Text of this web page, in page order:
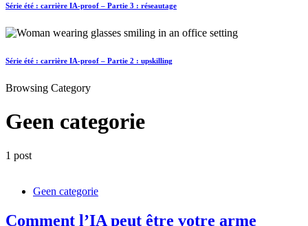
Série été : carrière IA-proof – Partie 3 : réseautage
Série été : carrière IA-proof – Partie 2 : upskilling
Browsing Category
Geen categorie
1 post
Geen categorie
Comment l’IA peut être votre arme